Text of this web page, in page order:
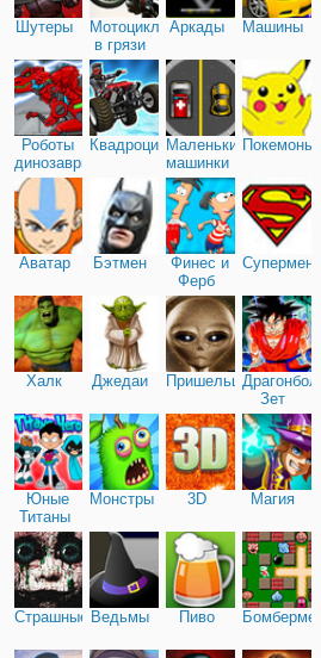
Шутеры
Мотоциклы
в грязи
Аркады Машины
Роботы
динозавры
КвадроциклыМаленькие
машинки
Покемоны
Аватар Бэтмен
Финес и
Ферб
Супермен
Халк Джедаи ПришельцыДрагонболл
Зет
Юные
Титаны
Монстры 3D Магия
Страшные Ведьмы Пиво Бомбермен